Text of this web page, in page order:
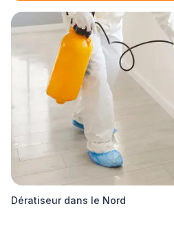
Dératiseur dans le Nord